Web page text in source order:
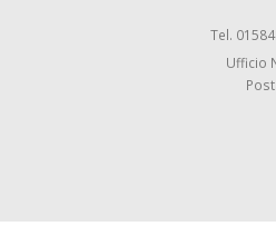
Tel.
Ufficio